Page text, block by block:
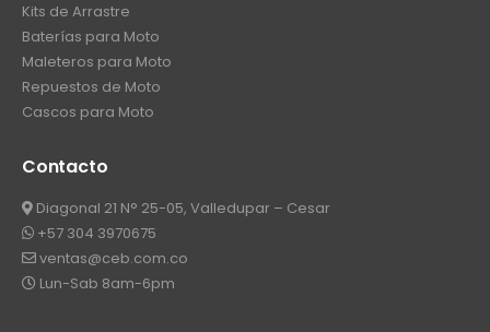
Kits de Arrastre
Baterías para Moto
Maleteros para Moto
Repuestos de Moto
Cascos para Moto
Contacto
Diagonal 21 N° 25-05, Valledupar – Cesar
+57 304 3970675
ventas@ceb.com.co
Lun-Sab 8am-6pm